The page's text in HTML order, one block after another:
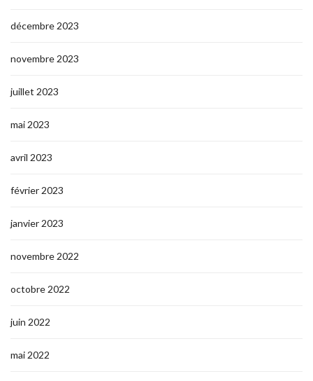
décembre 2023
novembre 2023
juillet 2023
mai 2023
avril 2023
février 2023
janvier 2023
novembre 2022
octobre 2022
juin 2022
mai 2022